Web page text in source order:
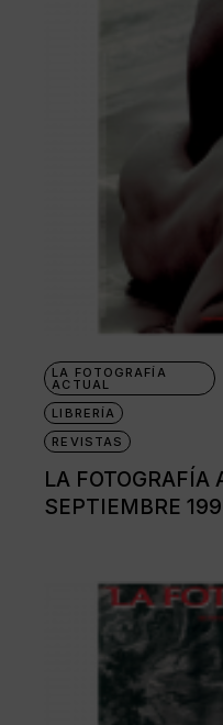
LA FOTOGRAFÍA
ACTUAL
LIBRERÍA
REVISTAS
LA FOTOGRAFÍA
SEPTIEMBRE